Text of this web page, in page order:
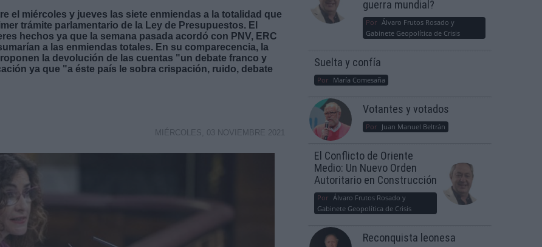
el miércoles y jueves las siete enmiendas a la totalidad que
trámite parlamentario de la Ley de Presupuestos. El
hechos ya que la semana pasada acordó con PNV, ERC
a las enmiendas totales. En su comparecencia, la
la devolución de las cuentas "un debate franco y
ya que "a éste país le sobra crispación, ruido, debate
MIÉRCOLES, 03 NOVIEMBRE 2021
guerra mundial?
Por Álvaro Frutos Rosado y
Gabinete Geopolítica de Crisis
Suelta y confía
Por María Comesaña
Votantes y votados
Por Juan Manuel Beltrán
El Conflicto de Oriente
Medio: Un Nuevo Orden
Autoritario en Construcción
Por Álvaro Frutos Rosado y
Gabinete Geopolítica de Crisis
Reconquista leonesa